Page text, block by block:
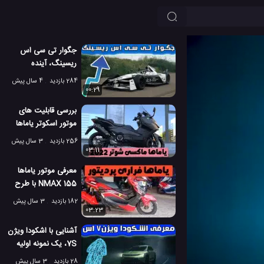
جگوار تی سی اس
ریسینگ، آینده
اتومبیل های مسابقه
284 بازدید
4 سال پیش
00:29
بررسی قابلیت های
موتور اسکوتر یاماها
ماکسی شوتر 2022
256 بازدید
3 سال پیش
03:11
معرفی موتور یاماها
NMAX 155 با طرح
فراری برای سال 2023
182 بازدید
3 سال پیش
03:23
آشنایی با اشکودا ویژن
7S، یک نمونه اولیه
برای آینده
28 بازدید
3 سال پیش